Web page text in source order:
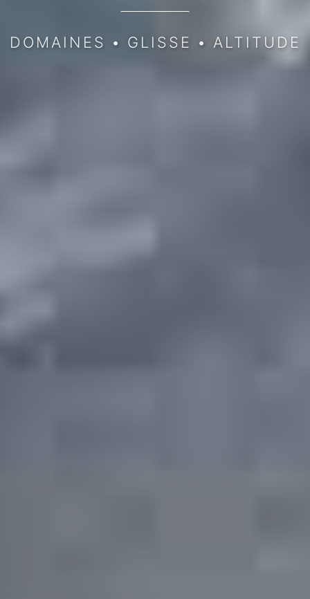
DOMAINES • GLISSE • ALTITUDE